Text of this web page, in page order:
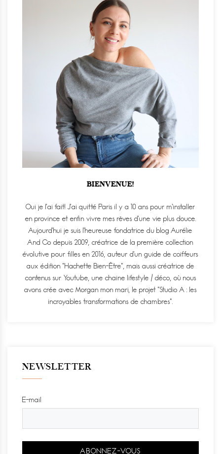
BIENVENUE!
Oui je l'ai fait! J'ai quitté Paris il y a 10 ans pour m'installer
en province et enfin vivre mes rêves d'une vie plus douce.
Aujourd'hui je suis l'heureuse fondatrice du blog Aurélie
And Co depuis 2009, créatrice de la première collection
évolutive pour filles en 2016, auteur d'un guide de coiffeurs
aux édition "Hachette Bien-Être", mais aussi créatrice de
contenus sur Youtube, une chaine lifestyle / déco, où nous
avons crée avec Morgan mon mari, le projet "Studio A : les
incroyables transformations de chambres".
NEWSLETTER
E-mail